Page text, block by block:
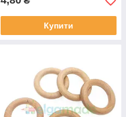
Купити